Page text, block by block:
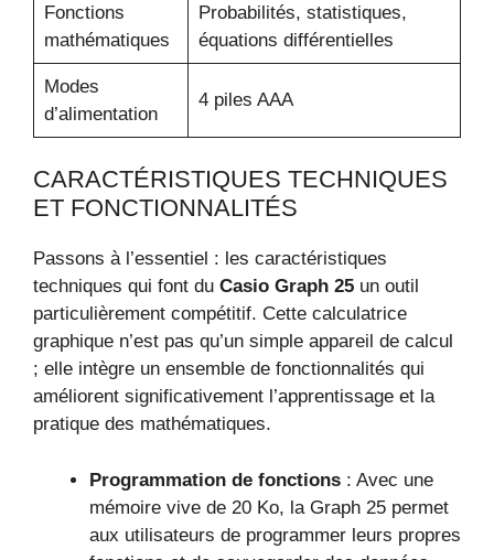
Fonctions
mathématiques
Probabilités, statistiques,
équations différentielles
Modes
d’alimentation
4 piles AAA
CARACTÉRISTIQUES TECHNIQUES
ET FONCTIONNALITÉS
Passons à l’essentiel : les caractéristiques
techniques qui font du Casio Graph 25 un outil
particulièrement compétitif. Cette calculatrice
graphique n’est pas qu’un simple appareil de calcul
; elle intègre un ensemble de fonctionnalités qui
améliorent significativement l’apprentissage et la
pratique des mathématiques.
Programmation de fonctions : Avec une
mémoire vive de 20 Ko, la Graph 25 permet
aux utilisateurs de programmer leurs propres